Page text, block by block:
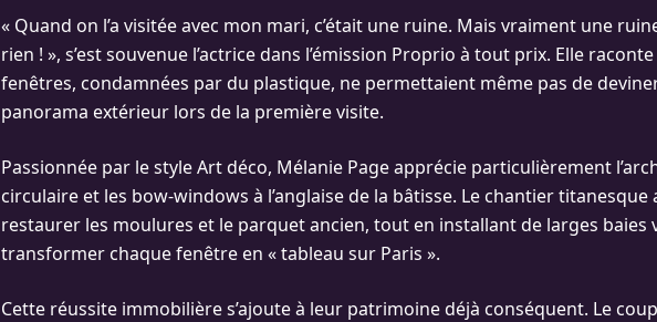
« Quand on l’a visitée avec mon mari, c’était une ruine. Mais vraiment une
rien ! », s’est souvenue l’actrice dans l’émission Proprio à tout prix. Elle
fenêtres, condamnées par du plastique, ne permettaient même pas de
panorama extérieur lors de la première visite.
Passionnée par le style Art déco, Mélanie Page apprécie particulièrement
circulaire et les bow-windows à l’anglaise de la bâtisse. Le chantier titanesque
restaurer les moulures et le parquet ancien, tout en installant de larges baies
transformer chaque fenêtre en « tableau sur Paris ».
Cette réussite immobilière s’ajoute à leur patrimoine déjà conséquent. Le